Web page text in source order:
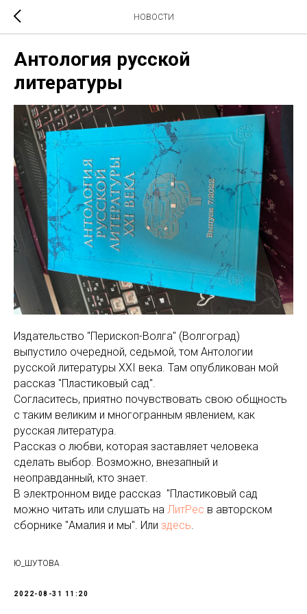
НОВОСТИ
Антология русской
литературы
Издательство "Перископ-Волга" (Волгоград)
выпустило очередной, седьмой, том Антологии
русской литературы XXI века. Там опубликован мой
рассказ "Пластиковый сад".
Согласитесь, приятно почувствовать свою общность
с таким великим и многогранным явлением, как
русская литература.
Рассказ о любви, которая заставляет человека
сделать выбор. Возможно, внезапный и
неоправданный, кто знает.
В электронном виде рассказ "Пластиковый сад
можно читать или слушать на ЛитРес в авторском
сборнике "Амалия и мы". Или здесь.
Ю_ШУТОВА
2022-08-31 11:20